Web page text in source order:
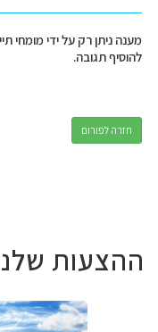
מענה ניתן רק על ידי מומחי
להוסיף תגובה.
חזרה לפורום
ההצעות